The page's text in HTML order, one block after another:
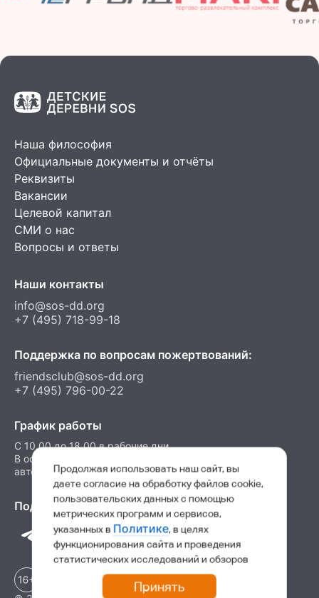
Наша философия
Официальные документы и отчёты
Реквизиты
Вакансии
Целевой капитал
СМИ о нас
Вопросы и ответы
Наши контакты
info@sos-dd.org
+7 (495) 718-99-18
Поддержка по вопросам пожертвований:
friendsclub@sos-dd.org
+7 (495) 796-00-22
График работы
C 10.00 до 18.00 в рабочие дни
В остальные часы можно оставить сообщение на
автоответчик
Подпишитесь на нас в соц. сетях
Продолжая использовать наш сайт, вы
даете согласие на обработку файлов cookie,
пользовательских данных с помощью
метрических программ и сервисов,
указанных в Политике, в целях
функционирования сайта и проведения
статистических исследований и обзоров
Принять